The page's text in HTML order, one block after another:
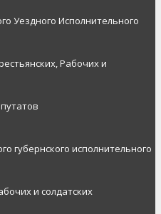
Уездного Исполнительного
Рабочих и
губернского исполнительного
и солдатских